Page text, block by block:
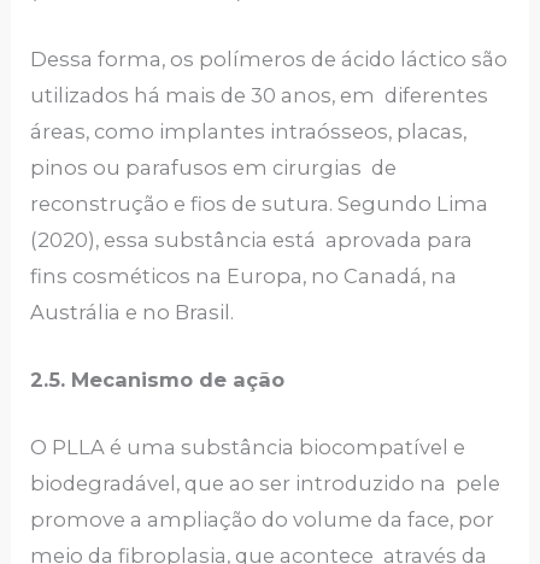
Dessa forma, os polímeros de ácido láctico são
utilizados há mais de 30 anos, em diferentes
áreas, como implantes intraósseos, placas,
pinos ou parafusos em cirurgias de
reconstrução e fios de sutura. Segundo Lima
(2020), essa substância está aprovada para
fins cosméticos na Europa, no Canadá, na
Austrália e no Brasil.
2.5. Mecanismo de ação
O PLLA é uma substância biocompatível e
biodegradável, que ao ser introduzido na pele
promove a ampliação do volume da face, por
meio da fibroplasia, que acontece através da